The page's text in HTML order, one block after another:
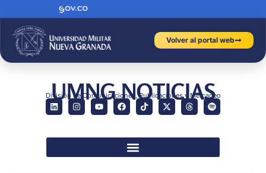
Volver al portal web
UMNG NOTICIAS
División de Comunicaciones, Publicaciones y Mercadeo